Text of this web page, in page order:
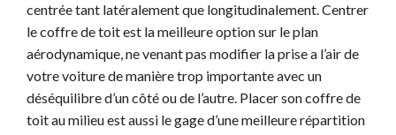
centrée tant latéralement que longitudinalement. Centrer
le coffre de toit est la meilleure option sur le plan
aérodynamique, ne venant pas modifier la prise a l’air de
votre voiture de manière trop importante avec un
déséquilibre d’un côté ou de l’autre. Placer son coffre de
toit au milieu est aussi le gage d’une meilleure répartition